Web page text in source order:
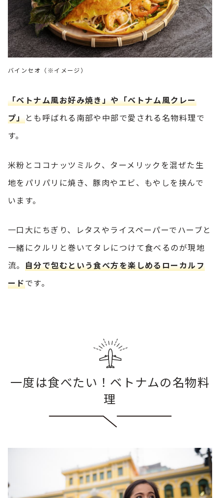
バインセオ（※イメージ）
「ベトナム風お好み焼き」や「ベトナム風クレー
プ」とも呼ばれる南部や中部で愛される名物料理で
す。
米粉とココナッツミルク、ターメリックを混ぜた生
地をパリパリに焼き、豚肉やエビ、もやしを挟んで
います。
一口大にちぎり、レタスやライスペーパーでハーブと
一緒にクルリと巻いてタレにつけて食べるのが現地
流。 自分で包むという食べ方を楽しめるローカルフ
ードです。
一度は食べたい！ベトナムの名物料
理